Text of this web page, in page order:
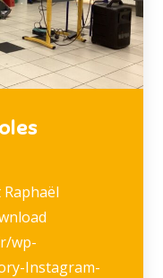
Raphaël
wp-
Instagram-